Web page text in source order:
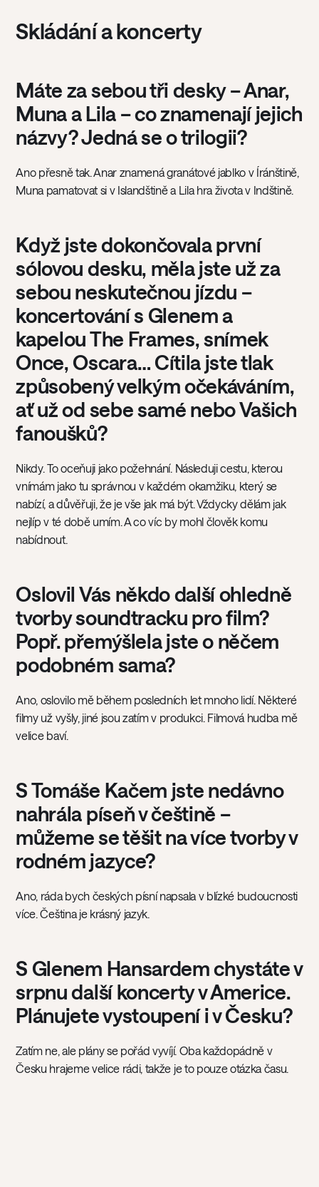
Skládání a koncerty
Máte za sebou tři desky – Anar,
Muna a Lila – co znamenají jejich
názvy? Jedná se o trilogii?
Ano přesně tak. Anar znamená granátové jablko v Íránštině,
Muna pamatovat si v Islandštině a Lila hra života v Indštině.
Když jste dokončovala první
sólovou desku, měla jste už za
sebou neskutečnou jízdu –
koncertování s Glenem a
kapelou The Frames, snímek
Once, Oscara… Cítila jste tlak
způsobený velkým očekáváním,
ať už od sebe samé nebo Vašich
fanoušků?
Nikdy. To oceňuji jako požehnání. Následuji cestu, kterou
vnímám jako tu správnou v každém okamžiku, který se
nabízí, a důvěřuji, že je vše jak má být. Vždycky dělám jak
nejlíp v té době umím. A co víc by mohl člověk komu
nabídnout.
Oslovil Vás někdo další ohledně
tvorby soundtracku pro film?
Popř. přemýšlela jste o něčem
podobném sama?
Ano, oslovilo mě během posledních let mnoho lidí. Některé
filmy už vyšly, jiné jsou zatím v produkci. Filmová hudba mě
velice baví.
S Tomáše Kačem jste nedávno
nahrála píseň v češtině –
můžeme se těšit na více tvorby v
rodném jazyce?
Ano, ráda bych českých písní napsala v blízké budoucnosti
více. Čeština je krásný jazyk.
S Glenem Hansardem chystáte v
srpnu další koncerty v Americe.
Plánujete vystoupení i v Česku?
Zatím ne, ale plány se pořád vyvíjí. Oba každopádně v
Česku hrajeme velice rádi, takže je to pouze otázka času.